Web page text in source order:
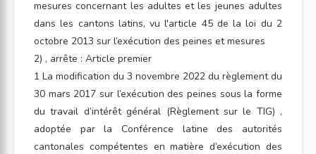
mesures concernant les adultes et les jeunes adultes
dans les cantons latins, vu l'article 45 de la loi du 2
octobre 2013 sur l’exécution des peines et mesures
2) , arrête : Article premier
1 La modification du 3 novembre 2022 du règlement du
30 mars 2017 sur l’exécution des peines sous la forme
du travail d’intérêt général (Règlement sur le TIG) ,
adoptée par la Conférence latine des autorités
cantonales compétentes en matière d’exécution des